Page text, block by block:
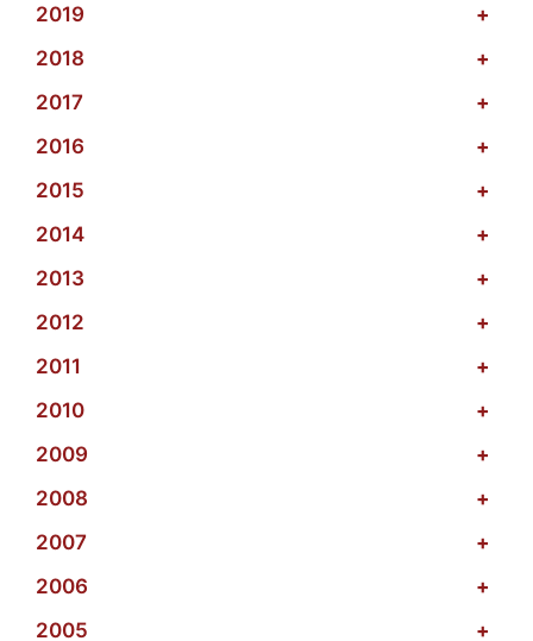
2019
+
2018
+
2017
+
2016
+
2015
+
2014
+
2013
+
2012
+
2011
+
2010
+
2009
+
2008
+
2007
+
2006
+
2005
+